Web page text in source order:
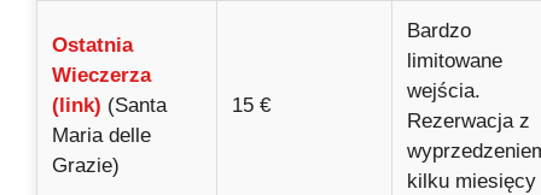
Ostatnia
Wieczerza
(link) (Santa
Maria delle
Grazie)
15 €
Bardzo
limitowane
wejścia.
Rezerwacja z
kilku miesięcy